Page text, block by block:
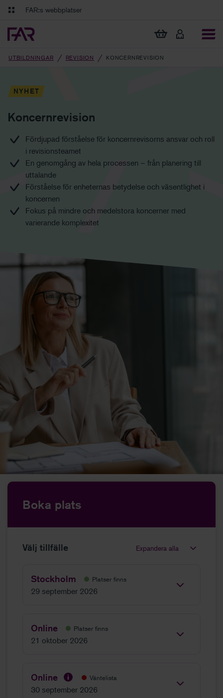
Gå till innehåll
Gå till navigation
Ekonomiska regler på ett och samma ställe
Debatt och fördjupning i branschens frågor
FAR:s webbplatser
Visa min varukorg
UTBILDNINGAR REVISION KONCERNREVISION
NYHET
Koncernrevision
Fördjupad förståelse för koncernrevisorns ansvar och roll
i revisionsteamet
En genomgång av hela processen – från planering till
uttalande
Förståelse för enheternas betydelse och väsentlighet i
koncernen
Fokus på mindre och medelstora koncerner med
varierande komplexitet
Boka plats
Välj tillfälle Expandera alla
Stockholm Platser finns
29 september 2026
Online Platser finns
21 oktober 2026
Online Väntelista
30 september 2026